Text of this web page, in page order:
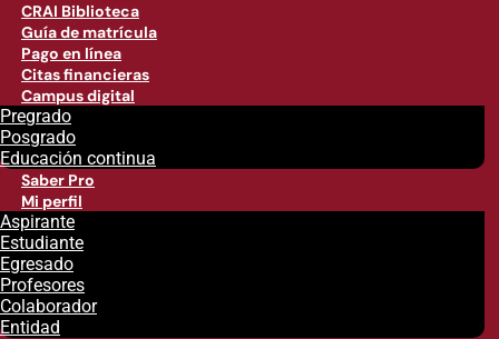
CRAI Biblioteca
Guía de matrícula
Pago en línea
Citas financieras
Campus digital
Pregrado
Posgrado
Educación continua
Saber Pro
Mi perfil
Aspirante
Estudiante
Egresado
Profesores
Colaborador
Entidad